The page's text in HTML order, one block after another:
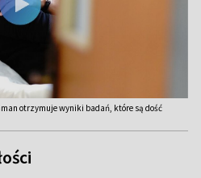
otrzymuje wyniki badań, które są dość